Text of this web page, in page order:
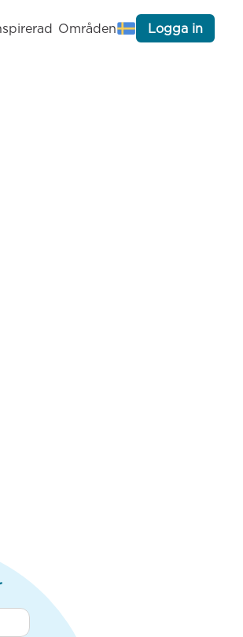
Områden Logga in